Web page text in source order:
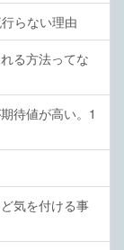
らない理由
る方法ってな
待値が高い。1
気を付ける事